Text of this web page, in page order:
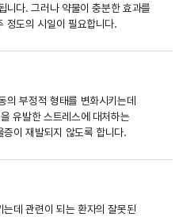
니다. 그러나 약물이 충분한 효과를
정도의 시일이 필요합니다.
의 부정적 형태를 변화시키는데
유발한 스트레스에 대처하는
이 재발되지 않도록 합니다.
데 관련이 되는 환자의 잘못된